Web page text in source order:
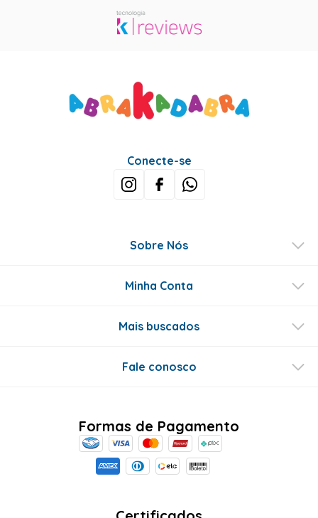
Conecte-se
Sobre Nós
Minha Conta
Mais buscados
Fale conosco
Formas de Pagamento